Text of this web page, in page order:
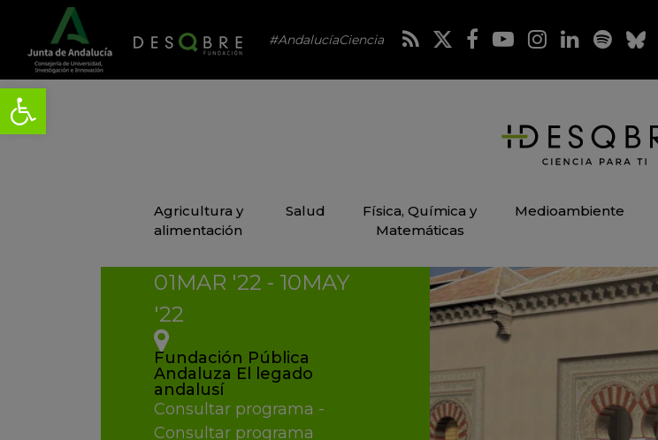
#AndalucíaCiencia
Agricultura y
alimentación
Salud
Física, Química y
Matemáticas
Medioambiente
01MAR '22 - 10MAY
'22
Fundación Pública
Andaluza El legado
andalusí
Consultar programa -
Consultar programa